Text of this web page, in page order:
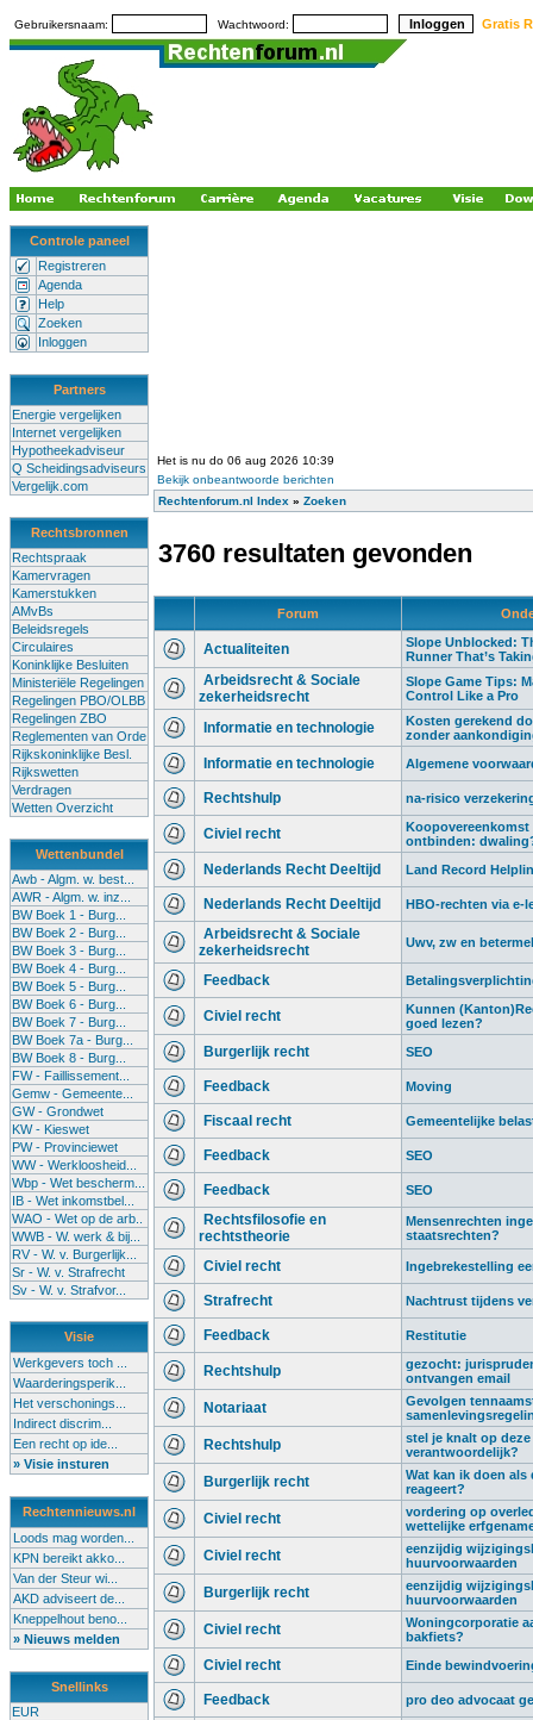
Gebruikersnaam: Wachtwoord: Gratis
Controle paneel
Registreren
Agenda
Help
Zoeken
Inloggen
Partners
Energie vergelijken
Internet vergelijken
Hypotheekadviseur
Q Scheidingsadviseurs
Vergelijk.com
Rechtsbronnen
Rechtspraak
Kamervragen
Kamerstukken
AMvBs
Beleidsregels
Circulaires
Koninklijke Besluiten
Ministeriële Regelingen
Regelingen PBO/OLBB
Regelingen ZBO
Reglementen van Orde
Rijkskoninklijke Besl.
Rijkswetten
Verdragen
Wetten Overzicht
Wettenbundel
Awb - Algm. w. best...
AWR - Algm. w. inz...
BW Boek 1 - Burg...
BW Boek 2 - Burg...
BW Boek 3 - Burg...
BW Boek 4 - Burg...
BW Boek 5 - Burg...
BW Boek 6 - Burg...
BW Boek 7 - Burg...
BW Boek 7a - Burg...
BW Boek 8 - Burg...
FW - Faillissement...
Gemw - Gemeente...
GW - Grondwet
KW - Kieswet
PW - Provinciewet
WW - Werkloosheid...
Wbp - Wet bescherm...
IB - Wet inkomstbel...
WAO - Wet op de arb..
WWB - W. werk & bij...
RV - W. v. Burgerlijk...
Sr - W. v. Strafrecht
Sv - W. v. Strafvor...
Visie
Werkgevers toch ...
Waarderingsperik...
Het verschonings...
Indirect discrim...
Een recht op ide...
» Visie insturen
Rechtennieuws.nl
Loods mag worden...
KPN bereikt akko...
Van der Steur wi...
AKD adviseert de...
Kneppelhout beno...
» Nieuws melden
Snellinks
EUR
Het is nu do 06 aug 2026 10:39
Bekijk onbeantwoorde berichten
Rechtenforum.nl Index » Zoeken
3760 resultaten gevonden
Forum
Actualiteiten
Slope Unblocked:
Runner That’s
Arbeidsrecht & Sociale
zekerheidsrecht
Slope Game Tips:
Control Like a Pro
Informatie en technologie
Kosten gerekend
zonder
Informatie en technologie Algemene
Rechtshulp na-risico
Civiel recht
ontbinden:
Nederlands Recht Deeltijd Land Record
Nederlands Recht Deeltijd HBO-rechten via e-
Arbeidsrecht & Sociale
zekerheidsrecht
Uwv, zw en
Feedback
Civiel recht
Kunnen
goed lezen?
Burgerlijk recht SEO
Feedback Moving
Fiscaal recht Gemeentelijke
Feedback SEO
Feedback SEO
Rechtsfilosofie en
rechtstheorie
Mensenrechten
staatsrechten?
Civiel recht Ingebrekestelling
Strafrecht Nachtrust tijdens
Feedback Restitutie
Rechtshulp
gezocht:
ontvangen email
Notariaat
Gevolgen
Rechtshulp
stel je knalt op
verantwoordelijk?
Burgerlijk recht
Wat kan ik doen
reageert?
Civiel recht
vordering op
wettelijke
Civiel recht
eenzijdig
huurvoorwaarden
Burgerlijk recht
eenzijdig
huurvoorwaarden
Civiel recht
Woningcorporatie
bakfiets?
Civiel recht Einde
Feedback pro deo advocaat